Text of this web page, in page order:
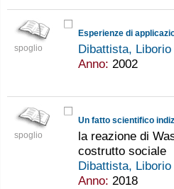
spoglio
Dibattista, Liborio
Anno: 2002
spoglio
Un fatto scientifico
la reazione di
costrutto sociale
Dibattista, Liborio
Anno: 2018